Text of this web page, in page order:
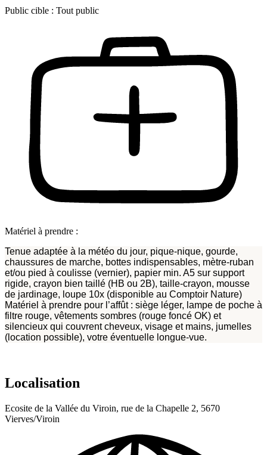
Public cible : Tout public
Matériel à prendre :
Tenue adaptée à la météo du jour, pique-nique, gourde,
chaussures de marche, bottes indispensables, mètre-ruban
et/ou pied à coulisse (vernier), papier min. A5 sur support
rigide, crayon bien taillé (HB ou 2B), taille-crayon, mousse
de jardinage, loupe 10x (disponible au Comptoir Nature)
Matériel à prendre pour l’affût : siège léger, lampe de poche à
filtre rouge, vêtements sombres (rouge foncé OK) et
silencieux qui couvrent cheveux, visage et mains, jumelles
(location possible), votre éventuelle longue-vue.
Localisation
Ecosite de la Vallée du Viroin, rue de la Chapelle 2, 5670
Vierves/Viroin